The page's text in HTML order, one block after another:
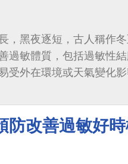
CTP）來幫助判斷腦中風
隨即啟動人工智慧中心
大數據建構的人工智慧
的影像，來預測林女士
，黑夜逐短，古人稱作
過敏體質，包括過敏性
受外在環境或天氣變化影
防改善過敏好